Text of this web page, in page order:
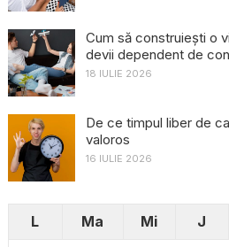
Cum să construiești o
devii dependent de
18 IULIE 2026
De ce timpul liber de
valoros
16 IULIE 2026
L Ma Mi J